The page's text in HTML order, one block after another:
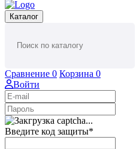
Каталог
Сравнение 0 Корзина 0
Войти
Введите код защиты*